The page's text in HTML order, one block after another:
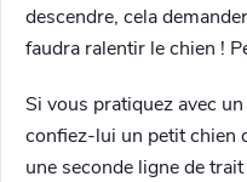
descendre, cela
faudra ralentir le chien !
Si vous pratiquez avec
confiez-lui un petit chien
une seconde ligne de